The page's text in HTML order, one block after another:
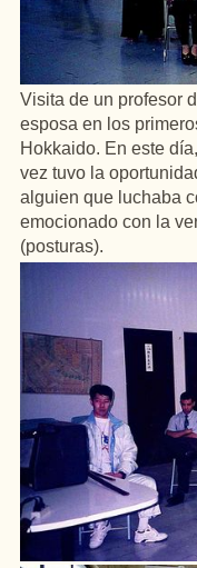
Visita de un profesor
esposa en los
Hokkaido. En este
vez tuvo la
alguien que luchaba
emocionado con la
(posturas).